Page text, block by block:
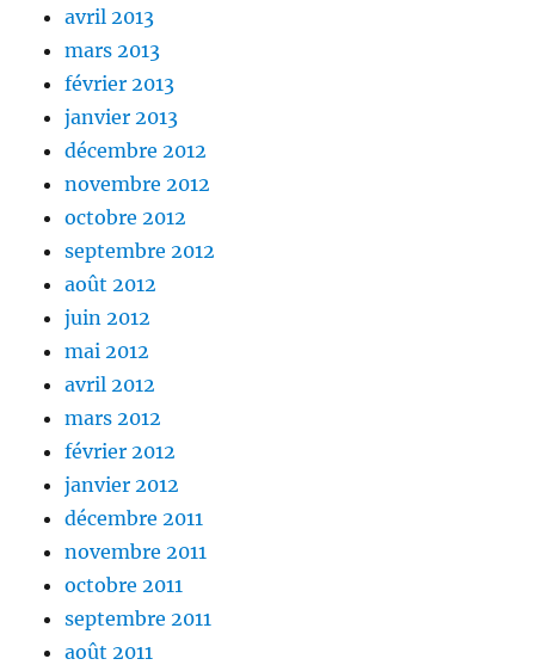
avril 2013
mars 2013
février 2013
janvier 2013
décembre 2012
novembre 2012
octobre 2012
septembre 2012
août 2012
juin 2012
mai 2012
avril 2012
mars 2012
février 2012
janvier 2012
décembre 2011
novembre 2011
octobre 2011
septembre 2011
août 2011